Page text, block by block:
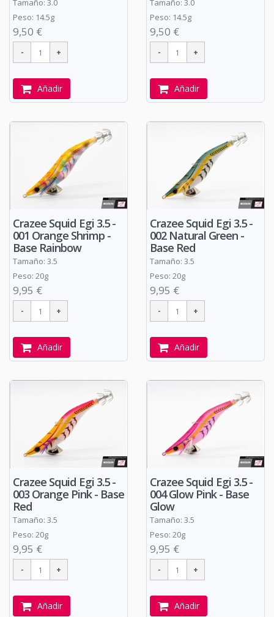
Tamaño: 3.0
Peso: 14.5g
9,50 €
Añadir
Tamaño: 3.0
Peso: 14.5g
9,50 €
Añadir
Crazee Squid Egi 3.5 -
001 Orange Shrimp -
Base Rainbow
Tamaño: 3.5
Peso: 20g
9,95 €
Añadir
Crazee Squid Egi 3.5 -
002 Natural Green -
Base Red
Tamaño: 3.5
Peso: 20g
9,95 €
Añadir
Crazee Squid Egi 3.5 -
003 Orange Pink - Base
Red
Tamaño: 3.5
Peso: 20g
9,95 €
Añadir
Crazee Squid Egi 3.5 -
004 Glow Pink - Base
Glow
Tamaño: 3.5
Peso: 20g
9,95 €
Añadir